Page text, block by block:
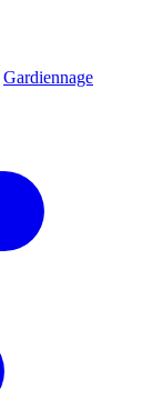
Gardiennage